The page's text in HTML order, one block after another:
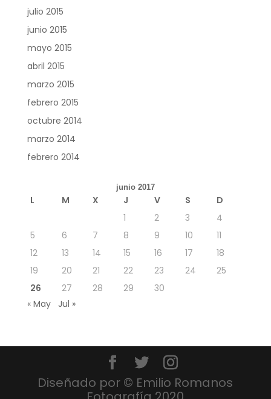
julio 2015
junio 2015
mayo 2015
abril 2015
marzo 2015
febrero 2015
octubre 2014
marzo 2014
febrero 2014
junio 2017
L M X J V S
D
1
2 3
4
5
6 7 8 9 10
11
12
13 14 15 16 17
18
19
20 21 22 23 24
25
26
27 28 29
30
« May
Jul »
Diseñado por © Emilio Romanos